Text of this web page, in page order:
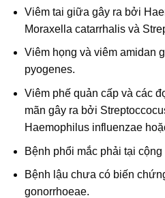
Viêm tai giữa gây ra bởi
Moraxella catarrhalis và
Viêm họng và viêm amidan
pyogenes.
Viêm phế quản cấp và các
mãn gây ra bởi
Haemophilus influenzae
Bệnh phổi mắc phải tại
Bệnh lậu chưa có biến
gonorrhoeae.